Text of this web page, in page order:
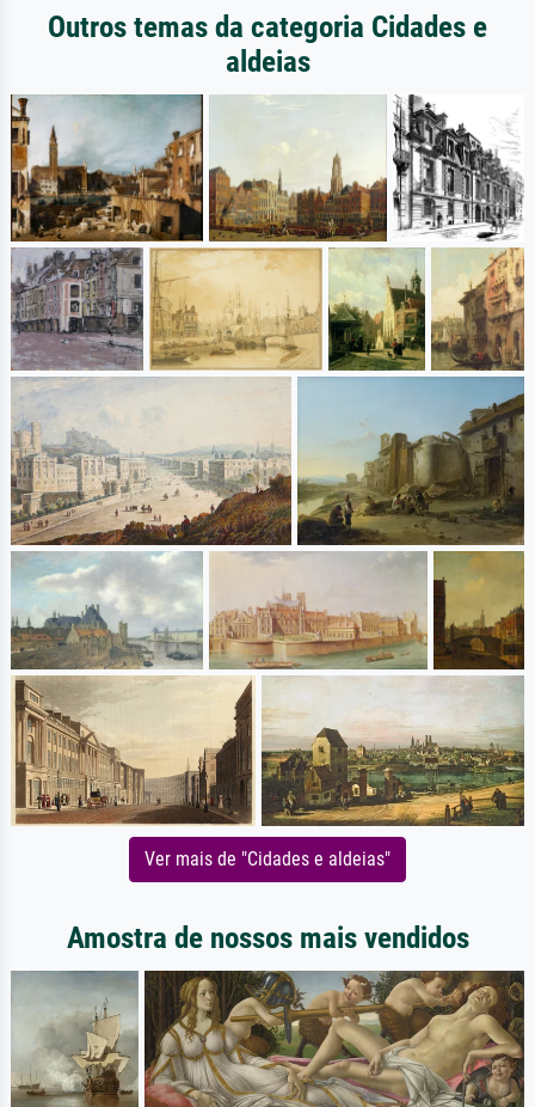
Outros temas da categoria Cidades e
aldeias
Ver mais de "Cidades e aldeias"
Amostra de nossos mais vendidos